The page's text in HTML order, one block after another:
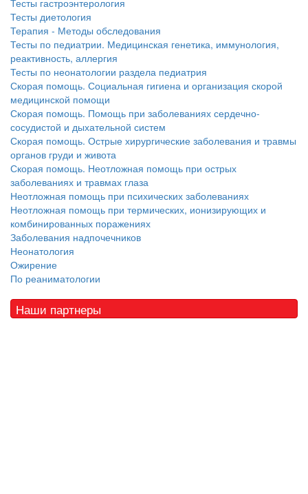
Тесты гастроэнтерология
Тесты диетология
Терапия - Методы обследования
Тесты по педиатрии. Медицинская генетика, иммунология,
реактивность, аллергия
Тесты по неонатологии раздела педиатрия
Скорая помощь. Социальная гигиена и организация скорой
медицинской помощи
Скорая помощь. Помощь при заболеваниях сердечно-
сосудистой и дыхательной систем
Скорая помощь. Острые хирургические заболевания и травмы
органов груди и живота
Скорая помощь. Неотложная помощь при острых
заболеваниях и травмах глаза
Неотложная помощь при психических заболеваниях
Неотложная помощь при термических, ионизирующих и
комбинированных поражениях
Заболевания надпочечников
Неонатология
Ожирение
По реаниматологии
Наши партнеры